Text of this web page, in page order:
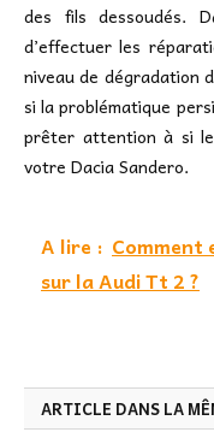
des fils dessoudés.
d’effectuer les
niveau de dégradation
si la problématique
prêter attention à si
votre Dacia Sandero.
A lire : Comment
sur la Audi Tt 2 ?
ARTICLE DANS LA